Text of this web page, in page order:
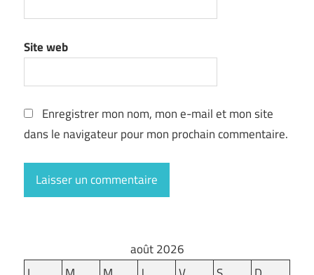
Site web
Enregistrer mon nom, mon e-mail et mon site
dans le navigateur pour mon prochain commentaire.
août 2026